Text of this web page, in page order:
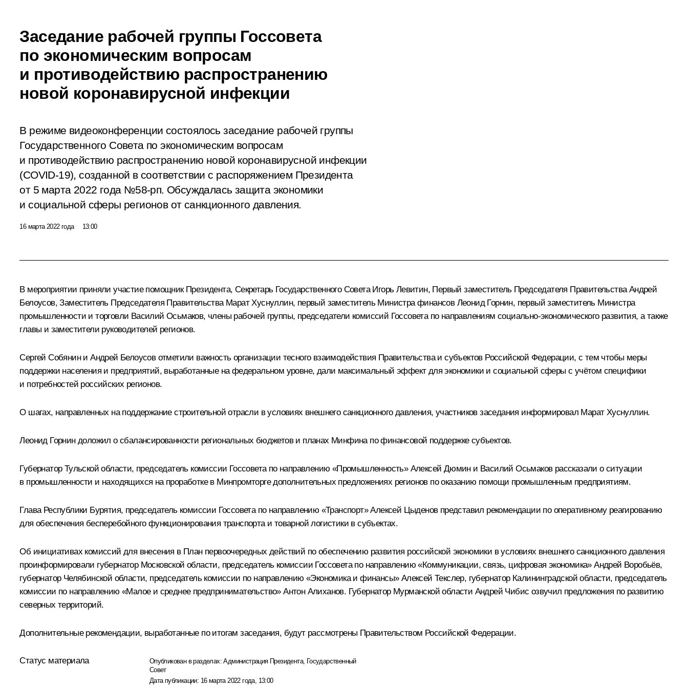
Заседание рабочей группы Госсовета
по экономическим вопросам
и противодействию распространению
новой коронавирусной инфекции
В режиме видеоконференции состоялось заседание рабочей группы
Государственного Совета по экономическим вопросам
и противодействию распространению новой коронавирусной инфекции
(COVID-19), созданной в соответствии с распоряжением Президента
от 5 марта 2022 года №58-рп. Обсуждалась защита экономики
и социальной сферы регионов от санкционного давления.
16 марта 2022 года 13:00
В мероприятии приняли участие помощник Президента, Секретарь Государственного Совета Игорь Левитин, Первый заместитель Председателя Правительства Андрей
Белоусов, Заместитель Председателя Правительства Марат Хуснуллин, первый заместитель Министра финансов Леонид Горнин, первый заместитель Министра
промышленности и торговли Василий Осьмаков, члены рабочей группы, председатели комиссий Госсовета по направлениям социально-экономического развития, а также
главы и заместители руководителей регионов.
Сергей Собянини Андрей Белоусов отметили важность организации тесного взаимодействия Правительства и субъектов Российской Федерации, с тем чтобы меры
поддержки населения и предприятий, выработанные на федеральном уровне, дали максимальный эффект для экономики и социальной сферы с учётом специфики
и потребностей российских регионов.
О шагах, направленных на поддержание строительной отрасли в условиях внешнего санкционного давления, участников заседания информировал Марат Хуснуллин.
Леонид Горнин доложил о сбалансированности региональных бюджетов и планах Минфина по финансовой поддержке субъектов.
Губернатор Тульской области, председатель комиссии Госсовета по направлению «Промышленность» Алексей Дюмини Василий Осьмаков рассказали о ситуации
в промышленности и находящихся на проработке в Минпромторге дополнительных предложениях регионов по оказанию помощи промышленным предприятиям.
Глава Республики Бурятия, председатель комиссии Госсовета по направлению «Транспорт»Алексей Цыденовпредставил рекомендации по оперативному реагированию
для обеспечения бесперебойного функционирования транспорта и товарной логистики в субъектах.
Об инициативах комиссий для внесения в План первоочередных действий по обеспечению развития российской экономики в условиях внешнего санкционного давления
проинформировали губернатор Московской области, председатель комиссии Госсовета по направлению «Коммуникации, связь, цифровая экономика»Андрей Воробьёв,
губернатор Челябинской области, председатель комиссии по направлению «Экономика и финансы» Алексей Текслер, губернатор Калининградской области, председатель
комиссии по направлению «Малое и среднее предпринимательство»Антон Алиханов. Губернатор Мурманской области Андрей Чибис озвучил предложения по развитию
северных территорий.
Дополнительные рекомендации, выработанные по итогам заседания, будут рассмотрены Правительством Российской Федерации.
Статус материала Опубликован в разделах:Администрация Президента, Государственный
Совет
Дата публикации: 16 марта 2022 года, 13:00